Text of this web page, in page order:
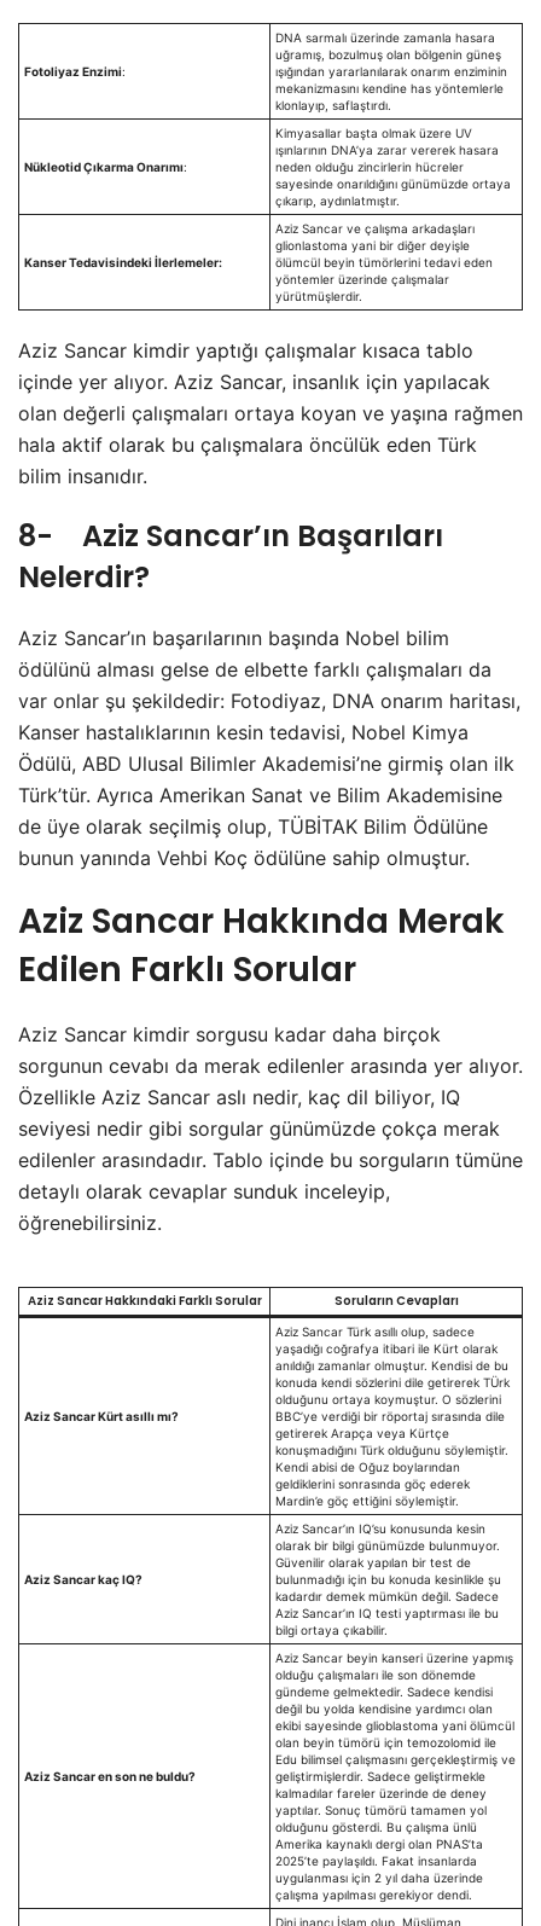
Fotoliyaz Enzimi:
DNA sarmalı üzerinde zamanla hasara
uğramış, bozulmuş olan bölgenin güneş
ışığından yararlanılarak onarım enziminin
mekanizmasını kendine has yöntemlerle
klonlayıp, saflaştırdı.
Nükleotid Çıkarma Onarımı:
Kimyasallar başta olmak üzere UV
ışınlarının DNA’ya zarar vererek hasara
neden olduğu zincirlerin hücreler
sayesinde onarıldığını günümüzde ortaya
çıkarıp, aydınlatmıştır.
Kanser Tedavisindeki İlerlemeler:
Aziz Sancar ve çalışma arkadaşları
glionlastoma yani bir diğer deyişle
ölümcül beyin tümörlerini tedavi eden
yöntemler üzerinde çalışmalar
yürütmüşlerdir.
Aziz Sancar kimdir yaptığı çalışmalar kısaca tablo
içinde yer alıyor. Aziz Sancar, insanlık için yapılacak
olan değerli çalışmaları ortaya koyan ve yaşına rağmen
hala aktif olarak bu çalışmalara öncülük eden Türk
bilim insanıdır.
8- Aziz Sancar’ın Başarıları
Nelerdir?
Aziz Sancar’ın başarılarının başında Nobel bilim
ödülünü alması gelse de elbette farklı çalışmaları da
var onlar şu şekildedir: Fotodiyaz, DNA onarım haritası,
Kanser hastalıklarının kesin tedavisi, Nobel Kimya
Ödülü, ABD Ulusal Bilimler Akademisi’ne girmiş olan ilk
Türk’tür. Ayrıca Amerikan Sanat ve Bilim Akademisine
de üye olarak seçilmiş olup, TÜBİTAK Bilim Ödülüne
bunun yanında Vehbi Koç ödülüne sahip olmuştur.
Aziz Sancar Hakkında Merak
Edilen Farklı Sorular
Aziz Sancar kimdir sorgusu kadar daha birçok
sorgunun cevabı da merak edilenler arasında yer alıyor.
Özellikle Aziz Sancar aslı nedir, kaç dil biliyor, IQ
seviyesi nedir gibi sorgular günümüzde çokça merak
edilenler arasındadır. Tablo içinde bu sorguların tümüne
detaylı olarak cevaplar sunduk inceleyip,
öğrenebilirsiniz.
Aziz Sancar Hakkındaki Farklı Sorular Soruların Cevapları
Aziz Sancar Kürt asıllı mı?
Aziz Sancar Türk asıllı olup, sadece
yaşadığı coğrafya itibari ile Kürt olarak
anıldığı zamanlar olmuştur. Kendisi de bu
konuda kendi sözlerini dile getirerek TÜrk
olduğunu ortaya koymuştur. O sözlerini
BBC’ye verdiği bir röportaj sırasında dile
getirerek Arapça veya Kürtçe
konuşmadığını Türk olduğunu söylemiştir.
Kendi abisi de Oğuz boylarından
geldiklerini sonrasında göç ederek
Mardin’e göç ettiğini söylemiştir.
Aziz Sancar kaç IQ?
Aziz Sancar’ın IQ’su konusunda kesin
olarak bir bilgi günümüzde bulunmuyor.
Güvenilir olarak yapılan bir test de
bulunmadığı için bu konuda kesinlikle şu
kadardır demek mümkün değil. Sadece
Aziz Sancar’ın IQ testi yaptırması ile bu
bilgi ortaya çıkabilir.
Aziz Sancar en son ne buldu?
Aziz Sancar beyin kanseri üzerine yapmış
olduğu çalışmaları ile son dönemde
gündeme gelmektedir. Sadece kendisi
değil bu yolda kendisine yardımcı olan
ekibi sayesinde glioblastoma yani ölümcül
olan beyin tümörü için temozolomid ile
Edu bilimsel çalışmasını gerçekleştirmiş ve
geliştirmişlerdir. Sadece geliştirmekle
kalmadılar fareler üzerinde de deney
yaptılar. Sonuç tümörü tamamen yol
olduğunu gösterdi. Bu çalışma ünlü
Amerika kaynaklı dergi olan PNAS’ta
2025’te paylaşıldı. Fakat insanlarda
uygulanması için 2 yıl daha üzerinde
çalışma yapılması gerekiyor dendi.
Dini inancı İslam olup, Müslüman